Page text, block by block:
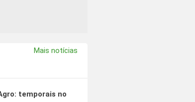
Mais notícias
temporais no